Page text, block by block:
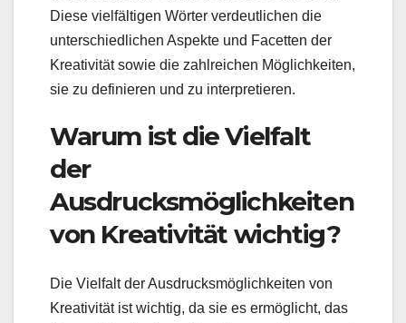
Diese vielfältigen Wörter verdeutlichen die
unterschiedlichen Aspekte und Facetten der
Kreativität sowie die zahlreichen Möglichkeiten,
sie zu definieren und zu interpretieren.
Warum ist die Vielfalt
der
Ausdrucksmöglichkeiten
von Kreativität wichtig?
Die Vielfalt der Ausdrucksmöglichkeiten von
Kreativität ist wichtig, da sie es ermöglicht, das